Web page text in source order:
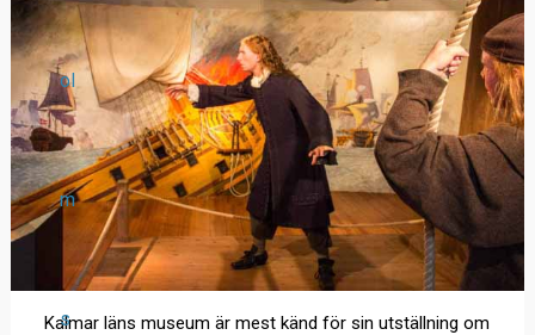
ol
m
s
Kalmar läns museum är mest känd för sin utställning om